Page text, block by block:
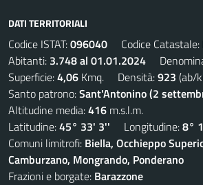
DATI TERRITORIALI
Codice ISTAT:096040 Codice Catastale:
Abitanti: 3.748 al 01.01.2024
Superficie:4,06 Kmq. Densità:923 (ab/
Santo patrono:Sant'Antonino (2
Altitudine media:416 m.s.l.m.
Latitudine:45° 33' 3'' Longitudine:8°
Comuni limitrofi: Biella, Occhieppo
Camburzano, Mongrando, Ponderano
Frazioni e borgate: Barazzone